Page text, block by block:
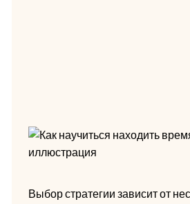
Выбор стратегии зависит от